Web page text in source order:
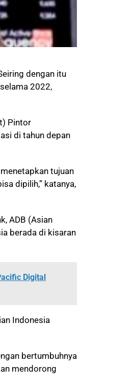
dengan itu
2022,
Pintor
di tahun depan
tujuan
dipilih,” katanya,
ADB (Asian
berada di kisaran
Digital
Indonesia
bertumbuhnya
mendorong